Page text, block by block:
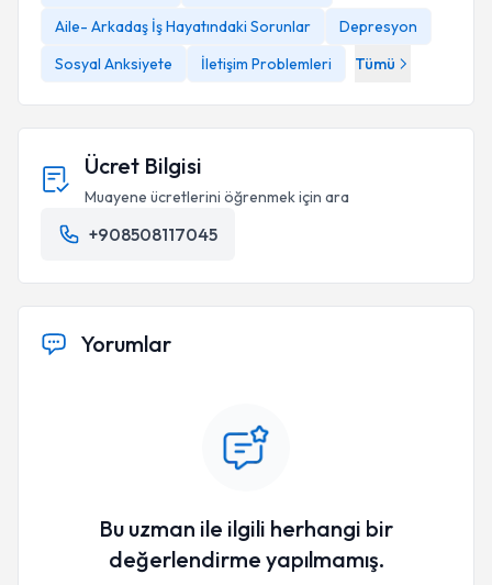
Aile- Arkadaş İş Hayatındaki Sorunlar
Depresyon
Sosyal Anksiyete
İletişim Problemleri Tümü
Ücret Bilgisi
Muayene ücretlerini öğrenmek için ara
+908508117045
Yorumlar
Bu uzman ile ilgili herhangi bir
değerlendirme yapılmamış.